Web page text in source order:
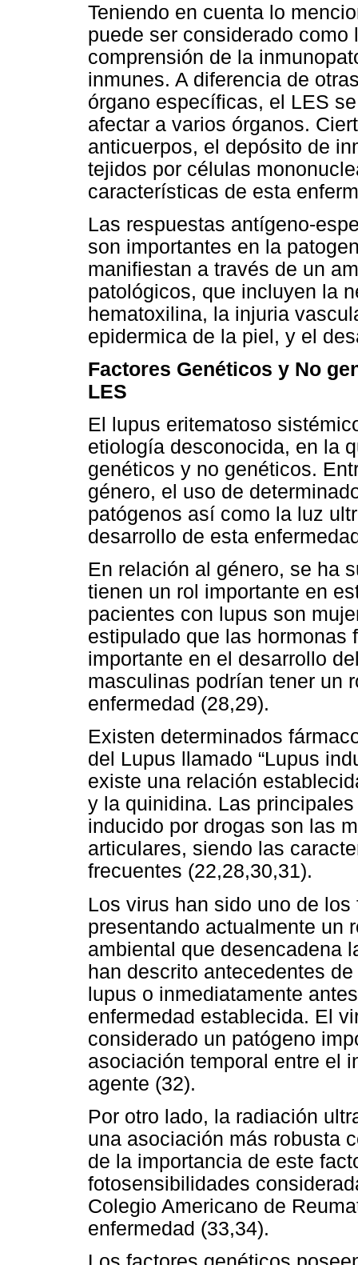
Teniendo en cuenta lo
puede ser considerado
comprensión de la
inmunes. A diferencia de
órgano específicas, el LES
afectar a varios órganos.
anticuerpos, el depósito de
tejidos por células
características de esta
Las respuestas antígeno-
son importantes en la
manifiestan a través de un
patológicos, que incluyen la
hematoxilina, la injuria
epidermica de la piel, y el
Factores Genéticos y No
LES
El lupus eritematoso
etiología desconocida, en la
genéticos y no genéticos.
género, el uso de
patógenos así como la luz
desarrollo de esta
En relación al género, se ha
tienen un rol importante en
pacientes con lupus son
estipulado que las hormonas
importante en el desarrollo
masculinas podrían tener un
enfermedad (28,29).
Existen determinados
del Lupus llamado “Lupus
existe una relación
y la quinidina. Las
inducido por drogas son las
articulares, siendo las
frecuentes (22,28,30,31).
Los virus han sido uno de
presentando actualmente un
ambiental que desencadena
han descrito antecedentes
lupus o inmediatamente
enfermedad establecida. El
considerado un patógeno
asociación temporal entre el
agente (32).
Por otro lado, la radiación
una asociación más robusta
de la importancia de este
fotosensibilidades
Colegio Americano de
enfermedad (33,34).